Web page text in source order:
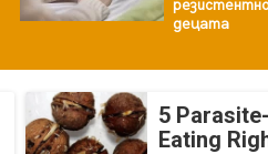
децата
5
Eating